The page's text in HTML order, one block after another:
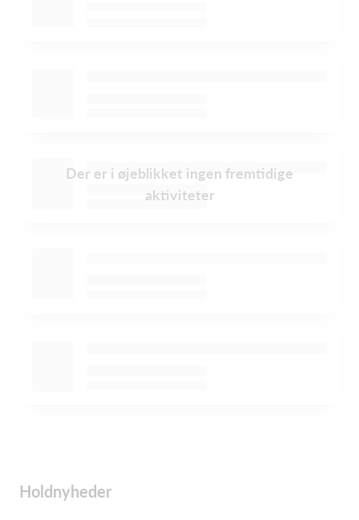
Der er i øjeblikket ingen fremtidige
aktiviteter
Holdnyheder